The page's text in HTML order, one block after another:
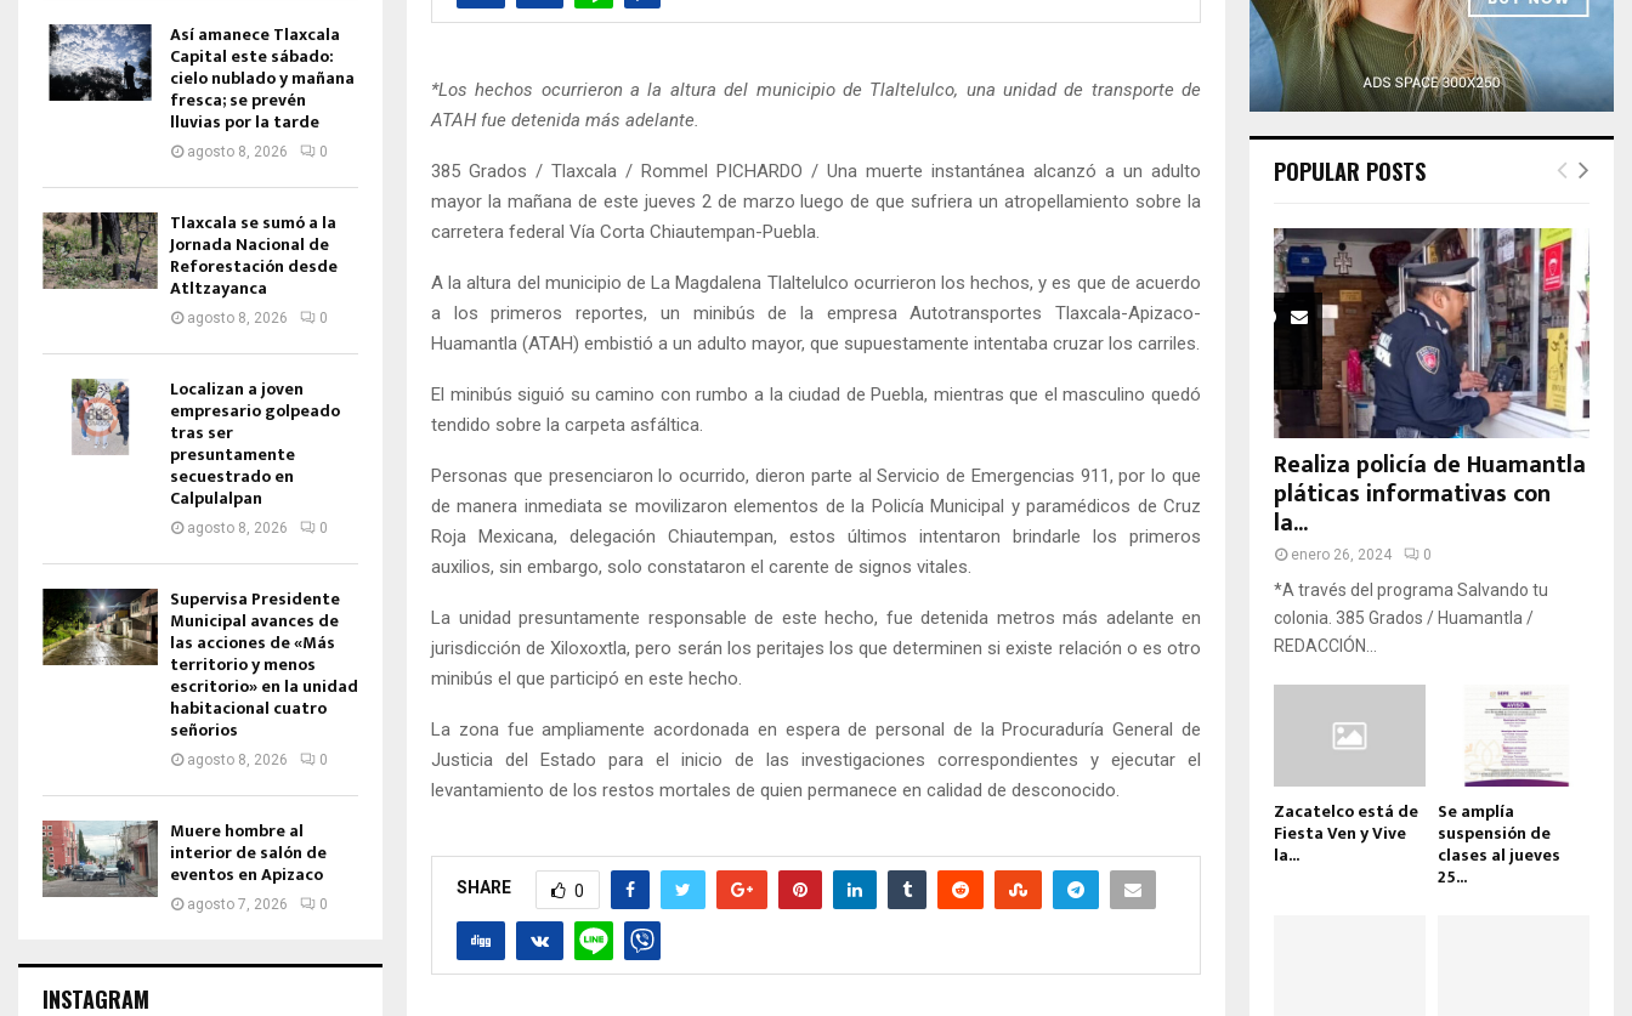
*Los hechos ocurrieron a la altura del municipio de Tlaltelulco, una unidad de transporte de
ATAH fue detenida más adelante.
385 Grados / Tlaxcala / Rommel PICHARDO / Una muerte instantánea alcanzó a un adulto
mayor la mañana de este jueves 2 de marzo luego de que sufriera un atropellamiento sobre la
carretera federal Vía Corta Chiautempan-Puebla.
A la altura del municipio de La Magdalena Tlaltelulco ocurrieron los hechos, y es que de acuerdo
a los primeros reportes, un minibús de la empresa Autotransportes Tlaxcala-Apizaco-
Huamantla (ATAH) embistió a un adulto mayor, que supuestamente intentaba cruzar los carriles.
El minibús siguió su camino con rumbo a la ciudad de Puebla, mientras que el masculino quedó
tendido sobre la carpeta asfáltica.
Personas que presenciaron lo ocurrido, dieron parte al Servicio de Emergencias 911, por lo que
de manera inmediata se movilizaron elementos de la Policía Municipal y paramédicos de Cruz
Roja Mexicana, delegación Chiautempan, estos últimos intentaron brindarle los primeros
auxilios, sin embargo, solo constataron el carente de signos vitales.
La unidad presuntamente responsable de este hecho, fue detenida metros más adelante en
jurisdicción de Xiloxoxtla, pero serán los peritajes los que determinen si existe relación o es otro
minibús el que participó en este hecho.
La zona fue ampliamente acordonada en espera de personal de la Procuraduría General de
Justicia del Estado para el inicio de las investigaciones correspondientes y ejecutar el
levantamiento de los restos mortales de quien permanece en calidad de desconocido.
SHARE 0
Así amanece Tlaxcala
Capital este sábado:
cielo nublado y mañana
fresca; se prevén
lluvias por la tarde
agosto 8, 2026 0
Tlaxcala se sumó a la
Jornada Nacional de
Reforestación desde
Atltzayanca
agosto 8, 2026 0
Localizan a joven
empresario golpeado
tras ser
presuntamente
secuestrado en
Calpulalpan
agosto 8, 2026 0
Supervisa Presidente
Municipal avances de
las acciones de «Más
territorio y menos
escritorio» en la unidad
habitacional cuatro
señorios
agosto 8, 2026 0
Muere hombre al
interior de salón de
eventos en Apizaco
agosto 7, 2026 0
INSTAGRAM
POPULAR POSTS
Realiza policía de Huamantla
pláticas informativas con
la...
enero 26, 2024 0
*A través del programa Salvando tu
colonia. 385 Grados / Huamantla /
REDACCIÓN...
Zacatelco está de
Fiesta Ven y Vive
la...
Se amplía
suspensión de
clases al jueves
25...